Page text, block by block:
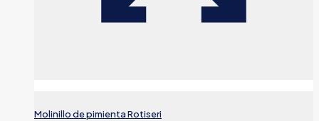
Molinillo de pimienta Rotiseri